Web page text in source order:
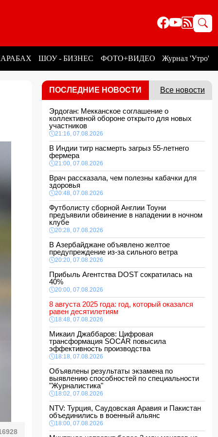
ШОУ - БИЗНЕС ФОТО+ВИДЕО Журнал 'Утро'
ПОСЛЕДНИЕ НОВОСТИ Все новости
Эрдоган: Мекканское соглашение о
коллективной обороне открыто для новых
участников
21:16, 07.08.2026
В Индии тигр насмерть загрыз 55-летнего
фермера
21:00, 07.08.2026
Врач рассказала, чем полезны кабачки для
здоровья
20:48, 07.08.2026
Футболисту сборной Англии Тоуни
предъявили обвинение в нападении в ночном
клубе
20:28, 07.08.2026
В Азербайджане объявлено желтое
предупреждение из-за сильного ветра
20:20, 07.08.2026
Прибыль Агентства DOST сократилась на
40%
20:00, 07.08.2026
8 августа 2025 года: год, который оказался
равен десятилетиям
18:48, 07.08.2026
Микаил Джаббаров: Цифровая
трансформация SOCAR повысила
эффективность производства
18:18, 07.08.2026
Объявлены результаты экзамена по
выявлению способностей по специальности
"Журналистика"
18:02, 07.08.2026
NTV: Турция, Саудовская Аравия и Пакистан
объединились в военный альянс
18:00, 07.08.2026